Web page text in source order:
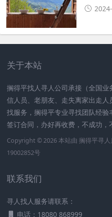
关于本站
搁得平找人寻人公司承接（全国
信人员、老朋友、走失离家出走
找服务，搁得平专业寻找团队经
签订合同，办好再收费，不成功，
Copyright © 2026 本站由 搁得平寻人
19002852号
联系我们
寻人找人服务请联系：
电话：18080 868999